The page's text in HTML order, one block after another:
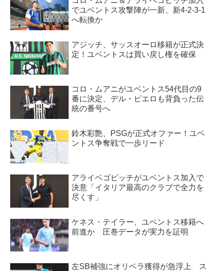
でユベントス攻撃陣が一新、新4-2-3-1
へ転換か
アジッチ、サッスオーロ移籍が正式決
定！ユベントスは買い戻し権を確保
コロ・ムアニがユベントス54代目の9
番に決定、デル・ピエロも背負った伝
統の番号へ
鈴木彩艶、PSGが正式オファー！ユベ
ントス争奪戦で一歩リード
アライベゴビッチがユベントス加入で
決意「イタリア最高のクラブで全力を
尽くす」
ケネス・テイラー、ユベントス移籍へ
前進か 圧巻データが実力を証明
左SB補強にオリベラ獲得が急浮上 ス